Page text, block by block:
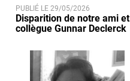
PUBLIÉ LE 29/05/2026
Disparition de notre ami et
collègue Gunnar Declerck